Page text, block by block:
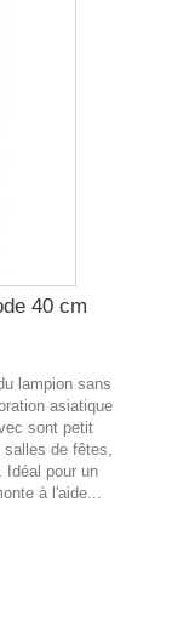
40 cm
lampion sans
asiatique
sont petit
salles de fêtes,
Idéal pour un
à l'aide...